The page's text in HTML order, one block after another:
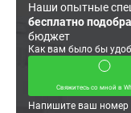
Наши опытные
бесплатно
бюджет
Как вам было бы
Свяжитесь со мной в
Напишите ваш